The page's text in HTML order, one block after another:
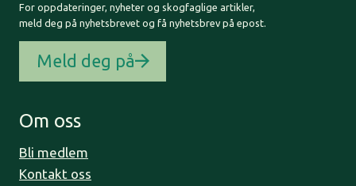
For oppdateringer, nyheter og skogfaglige artikler,
meld deg på nyhetsbrevet og få nyhetsbrev på epost.
Meld deg på
Om oss
Bli medlem
Kontakt oss